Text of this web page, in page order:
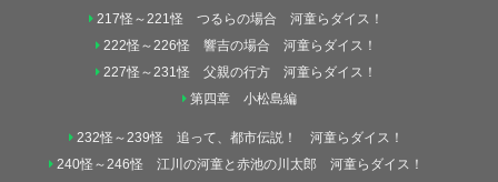
217怪～221怪 つるらの場合 河童らダイス！
222怪～226怪 響吉の場合 河童らダイス！
227怪～231怪 父親の行方 河童らダイス！
第四章 小松島編
232怪～239怪 追って、都市伝説！ 河童らダイス！
240怪～246怪 江川の河童と赤池の川太郎 河童らダイス！